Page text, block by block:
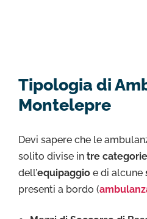
Tipologia di
Montelepre
Devi sapere che le
solito divise in tre categorie
dell’equipaggio e di alcune
presenti a bordo (